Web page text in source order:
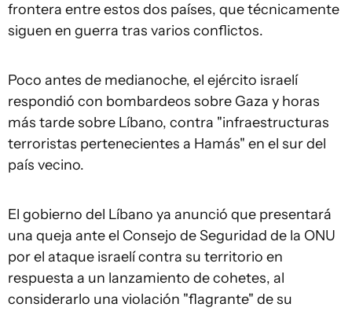
frontera entre estos dos países, que técnicamente
siguen en guerra tras varios conflictos.
Poco antes de medianoche, el ejército israelí
respondió con bombardeos sobre Gaza y horas
más tarde sobre Líbano, contra "infraestructuras
terroristas pertenecientes a Hamás" en el sur del
país vecino.
El gobierno del Líbano ya anunció que presentará
una queja ante el Consejo de Seguridad de la ONU
por el ataque israelí contra su territorio en
respuesta a un lanzamiento de cohetes, al
considerarlo una violación "flagrante" de su